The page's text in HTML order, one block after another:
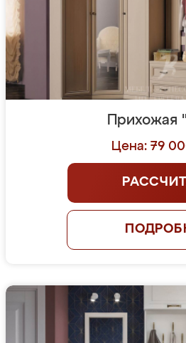
Прихожая
Цена: 79